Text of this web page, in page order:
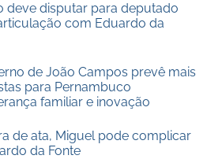
deve disputar para deputado
com Eduardo da
de João Campos prevê mais
para Pernambuco
familiar e inovação
de ata, Miguel pode complicar
da Fonte